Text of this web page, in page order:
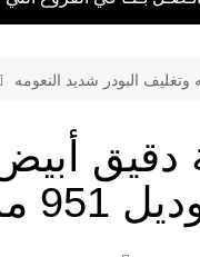
وتغليف البودر شديد النعومه
دقيق
منسى